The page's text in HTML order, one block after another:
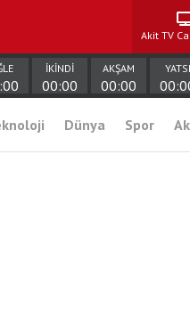
Akit TV
İKİNDİ
00:00
AKŞAM
00:00
YATSI
Dünya Spor